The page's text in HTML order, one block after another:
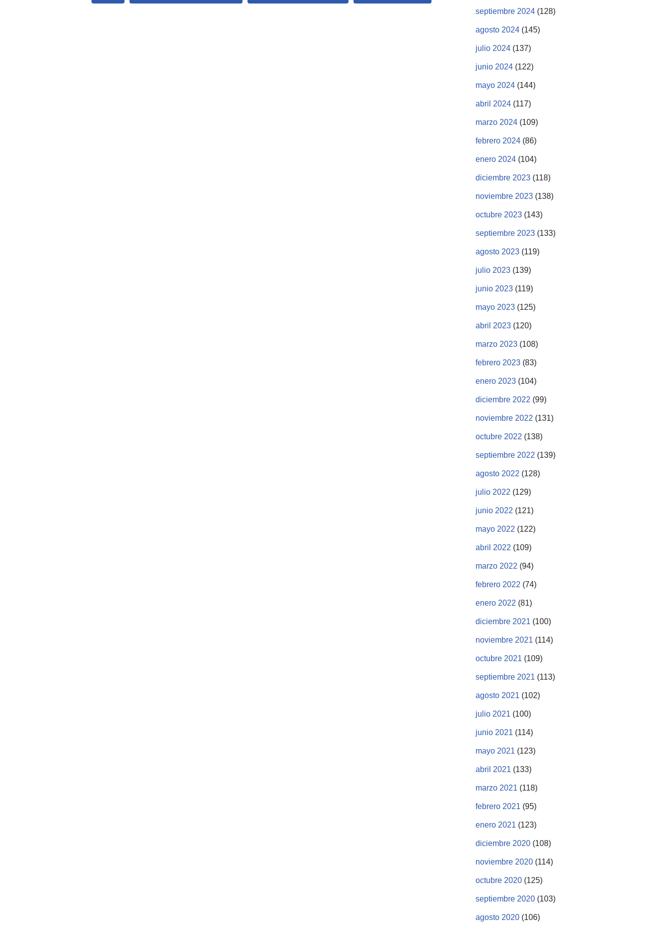
septiembre 2024 (128)
agosto 2024 (145)
julio 2024 (137)
junio 2024 (122)
mayo 2024 (144)
abril 2024 (117)
marzo 2024 (109)
febrero 2024 (86)
enero 2024 (104)
diciembre 2023 (118)
noviembre 2023 (138)
octubre 2023 (143)
septiembre 2023 (133)
agosto 2023 (119)
julio 2023 (139)
junio 2023 (119)
mayo 2023 (125)
abril 2023 (120)
marzo 2023 (108)
febrero 2023 (83)
enero 2023 (104)
diciembre 2022 (99)
noviembre 2022 (131)
octubre 2022 (138)
septiembre 2022 (139)
agosto 2022 (128)
julio 2022 (129)
junio 2022 (121)
mayo 2022 (122)
abril 2022 (109)
marzo 2022 (94)
febrero 2022 (74)
enero 2022 (81)
diciembre 2021 (100)
noviembre 2021 (114)
octubre 2021 (109)
septiembre 2021 (113)
agosto 2021 (102)
julio 2021 (100)
junio 2021 (114)
mayo 2021 (123)
abril 2021 (133)
marzo 2021 (118)
febrero 2021 (95)
enero 2021 (123)
diciembre 2020 (108)
noviembre 2020 (114)
octubre 2020 (125)
septiembre 2020 (103)
agosto 2020 (106)